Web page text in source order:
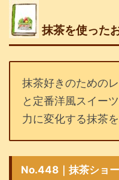
抹茶を使った
抹茶好きのための
と定番洋風スイー
力に変化する抹茶
No.448｜抹茶ショ